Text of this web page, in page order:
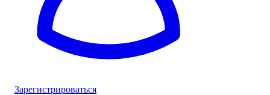
Зарегистрироваться